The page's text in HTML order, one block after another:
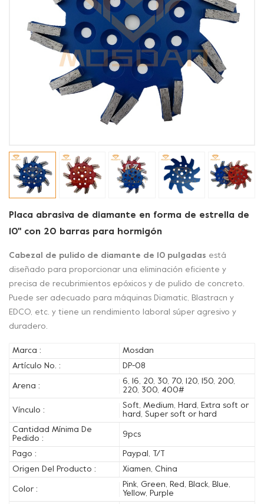
Placa abrasiva de diamante en forma de estrella de
10'' con 20 barras para hormigón
Cabezal de pulido de diamante de 10 pulgadas está
diseñado para proporcionar una eliminación eficiente y
precisa de recubrimientos epóxicos y de pulido de concreto.
Puede ser adecuado para máquinas Diamatic, Blastracn y
EDCO, etc. y tiene un rendimiento laboral súper agresivo y
duradero.
Marca :
Mosdan
Artículo No. :
DP-08
Arena :
6, 16, 20, 30, 70, 120, 150, 200,
220, 300, 400#
Vínculo :
Soft, Medium, Hard, Extra soft or
hard, Super soft or hard
Cantidad Mínima De
Pedido :
9pcs
Pago :
Paypal, T/T
Origen Del Producto :
Xiamen, China
Color :
Pink, Green, Red, Black, Blue,
Yellow, Purple